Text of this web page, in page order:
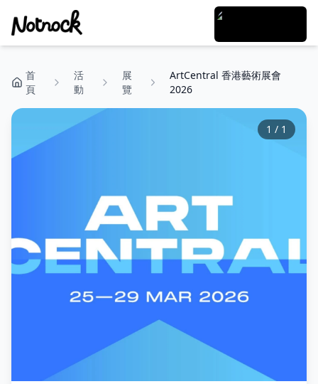
首
頁
活
動
展
覽
ArtCentral 香港藝術展會
2026
1 / 1